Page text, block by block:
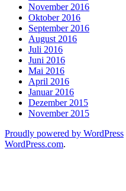
November 2016
Oktober 2016
September 2016
August 2016
Juli 2016
Juni 2016
Mai 2016
April 2016
Januar 2016
Dezember 2015
November 2015
Proudly powered by WordPress
WordPress.com.